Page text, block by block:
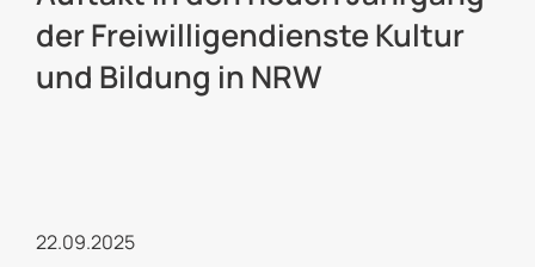
der Freiwilligendienste Kultur
und Bildung in NRW
22.09.2025